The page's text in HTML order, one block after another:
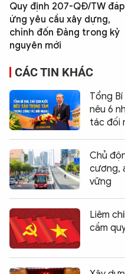
Quy định 207-QĐ/TW đáp
ứng yêu cầu xây dựng,
chỉnh đốn Đảng trong kỷ
nguyên mới
CÁC TIN KHÁC
Tổng
nêu 6
tác đối
Chủ
cương,
vững
Liêm
cầm